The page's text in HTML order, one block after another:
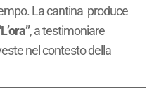
La cantina produce
, a testimoniare
nel contesto della